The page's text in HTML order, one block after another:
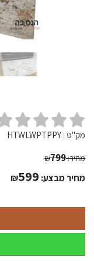
מק"ט : HTWLWPTPPY
מחיר: ₪799
מחיר מבצע: ₪599